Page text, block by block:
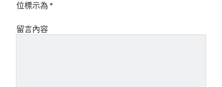
位標示為*
留言內容